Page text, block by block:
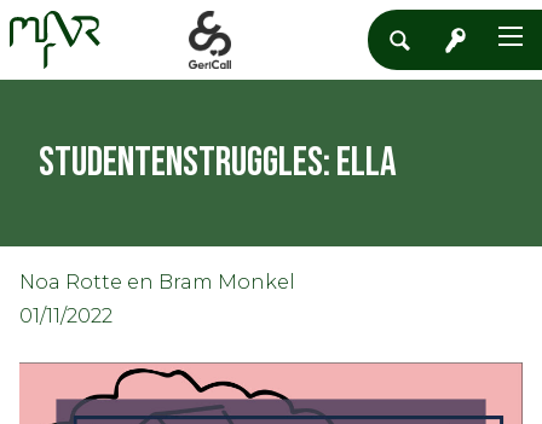
Studentenstruggles: Ella
Noa Rotte en Bram Monkel
01/11/2022